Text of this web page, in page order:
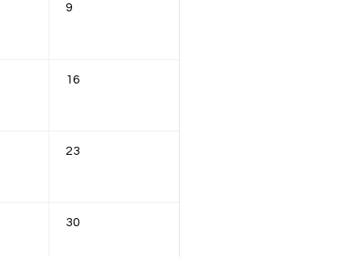
9
16
23
30